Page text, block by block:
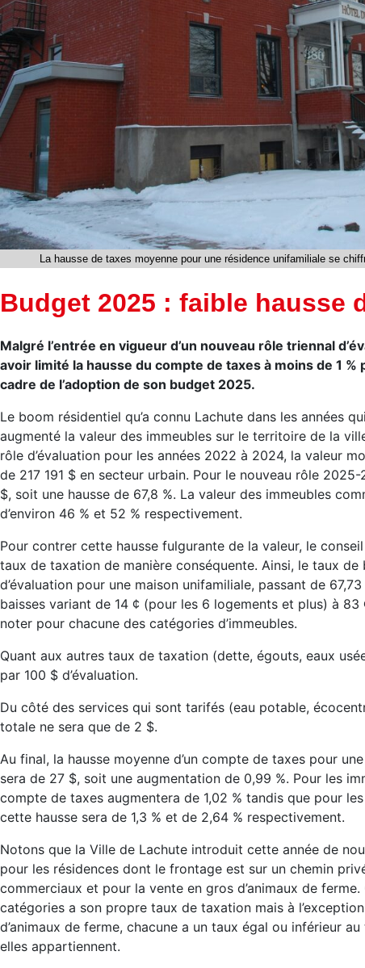
La hausse de taxes moyenne pour une résidence unifamiliale se
Budget 2025 : faible hausse
Malgré l’entrée en vigueur d’un nouveau rôle triennal
avoir limité la hausse du compte de taxes à moins de 1
cadre de l’adoption de son budget 2025.
Le boom résidentiel qu’a connu Lachute dans les années
augmenté la valeur des immeubles sur le territoire de la
rôle d’évaluation pour les années 2022 à 2024, la valeur
de 217 191 $ en secteur urbain. Pour le nouveau rôle
$, soit une hausse de 67,8 %. La valeur des immeubles
d’environ 46 % et 52 % respectivement.
Pour contrer cette hausse fulgurante de la valeur, le
taux de taxation de manière conséquente. Ainsi, le taux
d’évaluation pour une maison unifamiliale, passant de
baisses variant de 14 ¢ (pour les 6 logements et plus) à
noter pour chacune des catégories d’immeubles.
Quant aux autres taux de taxation (dette, égouts, eaux
par 100 $ d’évaluation.
Du côté des services qui sont tarifés (eau potable,
totale ne sera que de 2 $.
Au final, la hausse moyenne d’un compte de taxes pour
sera de 27 $, soit une augmentation de 0,99 %. Pour les
compte de taxes augmentera de 1,02 % tandis que pour
cette hausse sera de 1,3 % et de 2,64 % respectivement.
Notons que la Ville de Lachute introduit cette année de
pour les résidences dont le frontage est sur un chemin
commerciaux et pour la vente en gros d’animaux de
catégories a son propre taux de taxation mais à
d’animaux de ferme, chacune a un taux égal ou inférieur
elles appartiennent.